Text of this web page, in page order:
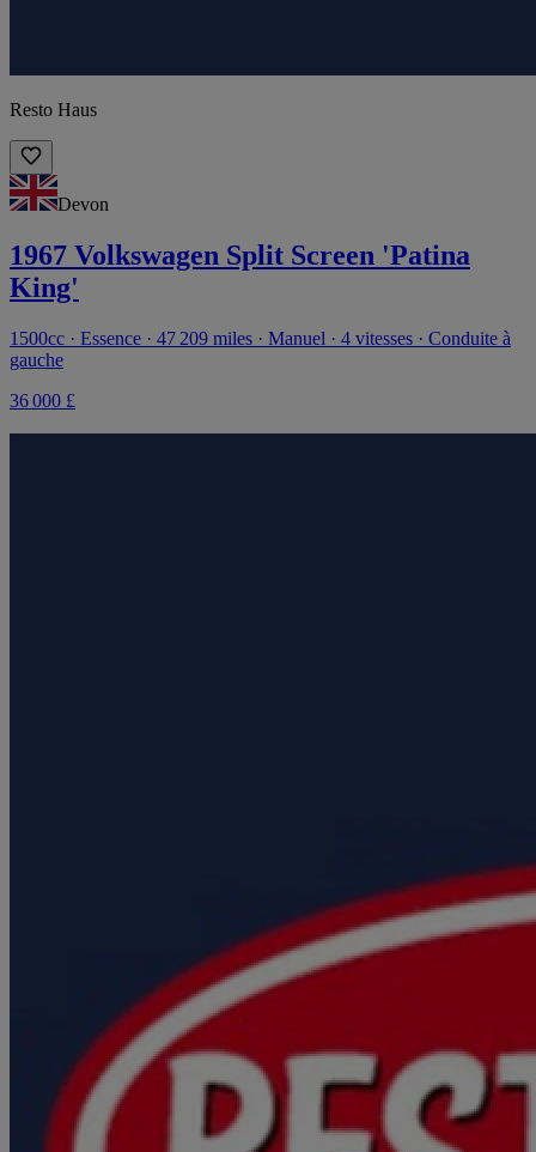
Resto Haus
Devon
1967 Volkswagen Split Screen 'Patina
King'
1500cc · Essence · 47 209 miles · Manuel · 4 vitesses · Conduite à
gauche
36 000 £